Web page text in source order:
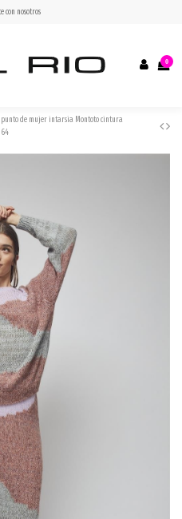
con nosotros
0
punto de mujer intarsia Montoto cintura